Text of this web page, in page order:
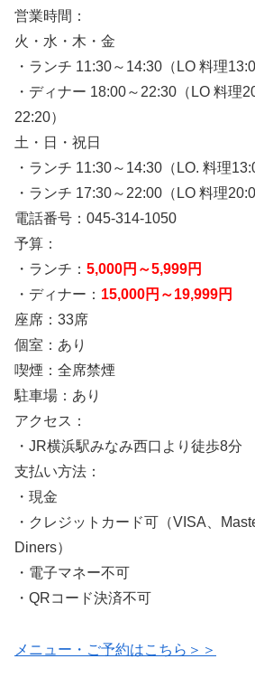
営業時間：
火・水・木・金
・ランチ 11:30～14:30（LO 料理
・ディナー 18:00～22:30（LO 料理
22:20）
土・日・祝日
・ランチ 11:30～14:30（LO. 料理
・ランチ 17:30～22:00（LO 料理
電話番号：045-314-1050
予算：
・ランチ： 5,000円～5,999円
・ディナー： 15,000円～19,999円
座席：33席
個室：あり
喫煙：全席禁煙
駐車場：あり
アクセス：
・JR横浜駅みなみ西口より徒歩8分
支払い方法：
・現金
・クレジットカード可（VISA、
Diners）
・電子マネー不可
・QRコード決済不可
メニュー・ご予約はこちら＞＞